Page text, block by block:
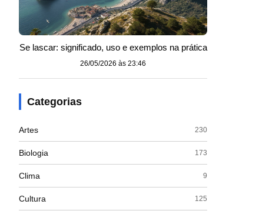
Se lascar: significado, uso e exemplos na prática
26/05/2026 às 23:46
Categorias
Artes 230
Biologia 173
Clima 9
Cultura 125